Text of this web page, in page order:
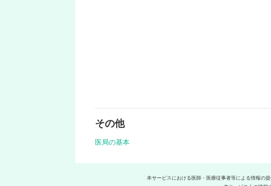
その他
医局の基本
本サービスにおける医師・医療従事者等による情報の